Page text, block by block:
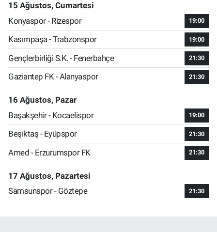
15 Ağustos, Cumartesi
Konyaspor - Rizespor
19:00
Kasımpaşa - Trabzonspor 19:00
Gençlerbirliği S.K. - Fenerbahçe 21:30
Gaziantep FK - Alanyaspor 21:30
16 Ağustos, Pazar
Başakşehir - Kocaelispor
19:00
Beşiktaş - Eyüpspor 21:30
Amed - Erzurumspor FK 21:30
17 Ağustos, Pazartesi
Samsunspor - Göztepe
21:30